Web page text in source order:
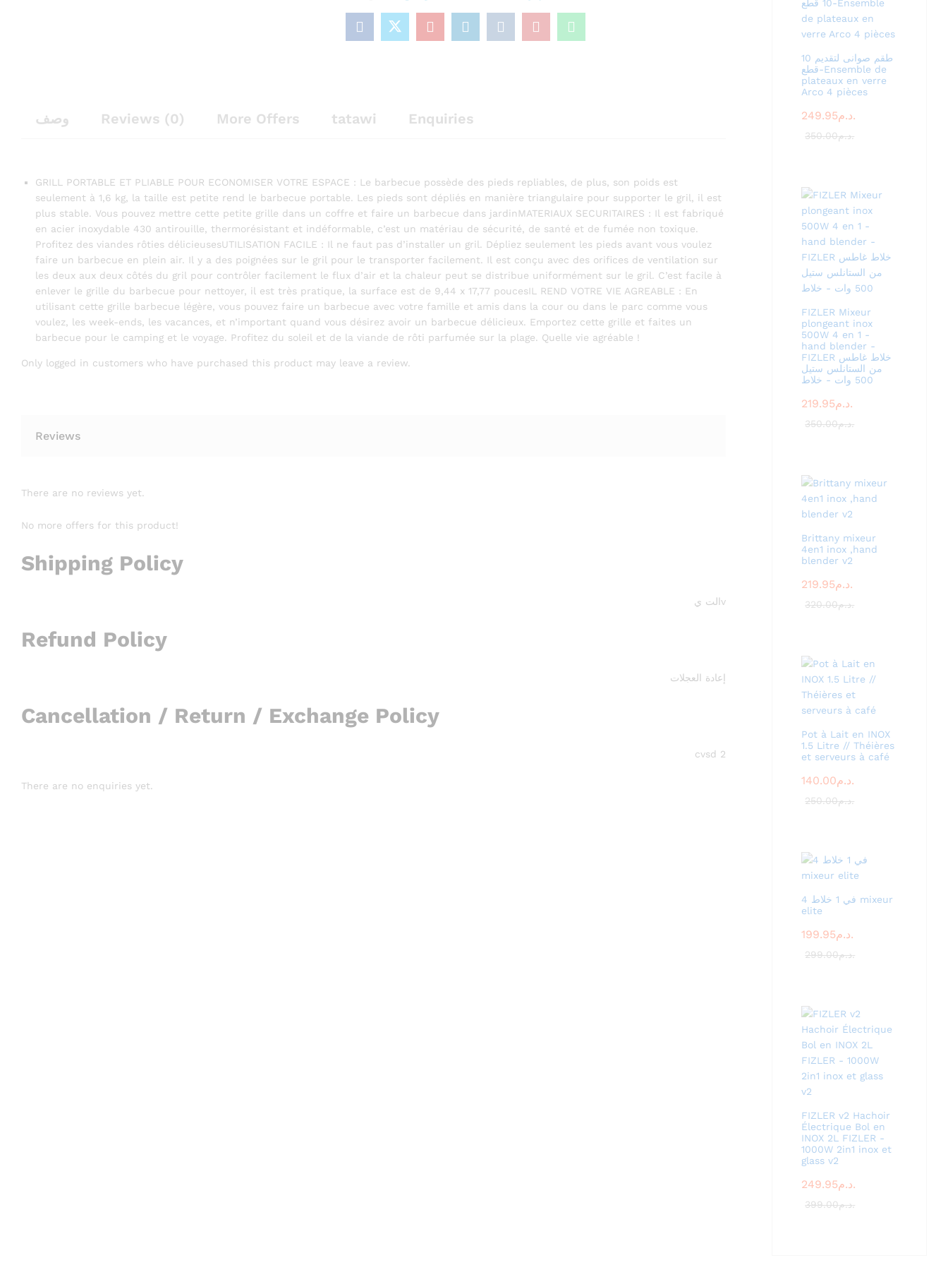
o
وصف Reviews (0) More Offers tatawi Enquiries
GRILL PORTABLE ET PLIABLE POUR ECONOMISER VOTRE ESPACE : Le barbecue possède des pieds repliables, de plus, son poids est
seulement à 1,6 kg, la taille est petite rend le barbecue portable. Les pieds sont dépliés en manière triangulaire pour supporter le gril, il est
plus stable. Vous pouvez mettre cette petite grille dans un coffre et faire un barbecue dans jardinMATERIAUX SECURITAIRES : Il est fabriqué
en acier inoxydable 430 antirouille, thermorésistant et indéformable, c’est un matériau de sécurité, de santé et de fumée non toxique.
Profitez des viandes rôties délicieusesUTILISATION FACILE : Il ne faut pas d’installer un gril. Dépliez seulement les pieds avant vous voulez
faire un barbecue en plein air. Il y a des poignées sur le gril pour le transporter facilement. Il est conçu avec des orifices de ventilation sur
les deux aux deux côtés du gril pour contrôler facilement le flux d’air et la chaleur peut se distribue uniformément sur le gril. C’est facile à
enlever le grille du barbecue pour nettoyer, il est très pratique, la surface est de 9,44 x 17,77 poucesIL REND VOTRE VIE AGREABLE : En
utilisant cette grille barbecue légère, vous pouvez faire un barbecue avec votre famille et amis dans la cour ou dans le parc comme vous
voulez, les week-ends, les vacances, et n’important quand vous désirez avoir un barbecue délicieux. Emportez cette grille et faites un
barbecue pour le camping et le voyage. Profitez du soleil et de la viande de rôti parfumée sur la plage. Quelle vie agréable !
Only logged in customers who have purchased this product may leave a review.
Reviews
There are no reviews yet.
No more offers for this product!
Shipping Policy
vالت ي
Refund Policy
إعادة العجلات
Cancellation / Return / Exchange Policy
cvsd 2
There are no enquiries yet.
طقم صوانى لتقديم 10
قطع-Ensemble de
plateaux en verre
Arco 4 pièces
249.95 د.م.
350.00 د.م.
FIZLER Mixeur
plongeant inox
500W 4 en 1 -
hand blender -
FIZLER خلاط غاطس
من الستانلس ستيل
500 وات - خلاط
219.95 د.م.
350.00 د.م.
Brittany mixeur
4en1 inox ,hand
blender v2
219.95 د.م.
320.00 د.م.
Pot à Lait en INOX
1.5 Litre // Théières
et serveurs à café
140.00 د.م.
250.00 د.م.
4 في 1 خلاط mixeur
elite
199.95 د.م.
299.00 د.م.
FIZLER v2 Hachoir
Électrique Bol en
INOX 2L FIZLER -
1000W 2in1 inox et
glass v2
249.95 د.م.
399.00 د.م.